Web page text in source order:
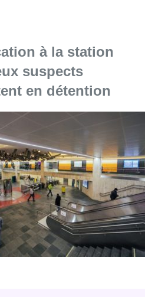
à la station
suspects
en détention